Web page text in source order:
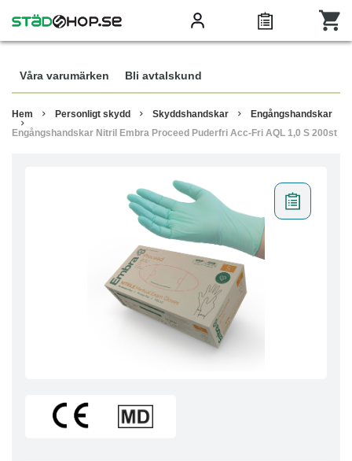
Våra varumärken Bli avtalskund
Hem Personligt skydd Skyddshandskar
Engångshandskar
Engångshandskar Nitril Embra Proceed Puderfri Acc-Fri AQL 1,0 S 200st